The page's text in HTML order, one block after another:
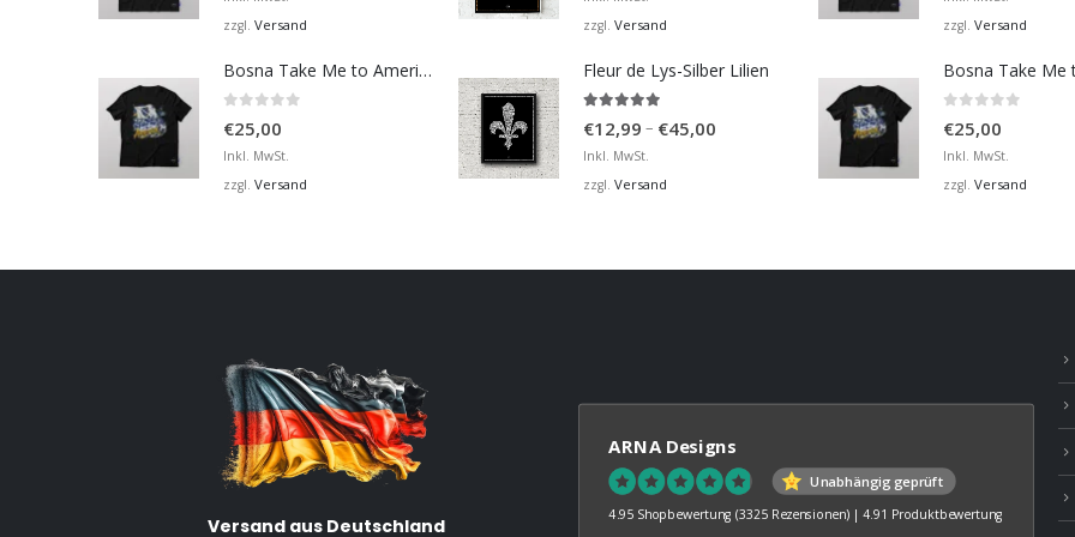
zzgl. Versand
Bosna Take Me to America Navijačka Majica 2
€25,00
Inkl. MwSt.
zzgl. Versand
zzgl. Versand
Fleur de Lys-Silber Lilien
€12,99 – €45,00
Inkl. MwSt.
zzgl. Versand
zzgl. Versand
€25,00
Inkl. MwSt.
zzgl. Versand
Versand aus Deutschland
ARNA Designs
Unabhängig geprüft
4.95 Shopbewertung (3325 Rezensionen) | 4.91 Produktbewertung